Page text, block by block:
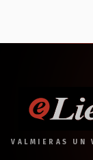
VALMIERAS UN